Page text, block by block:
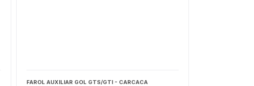
FAROL AUXILIAR GOL GTS/GTI - CARCACA